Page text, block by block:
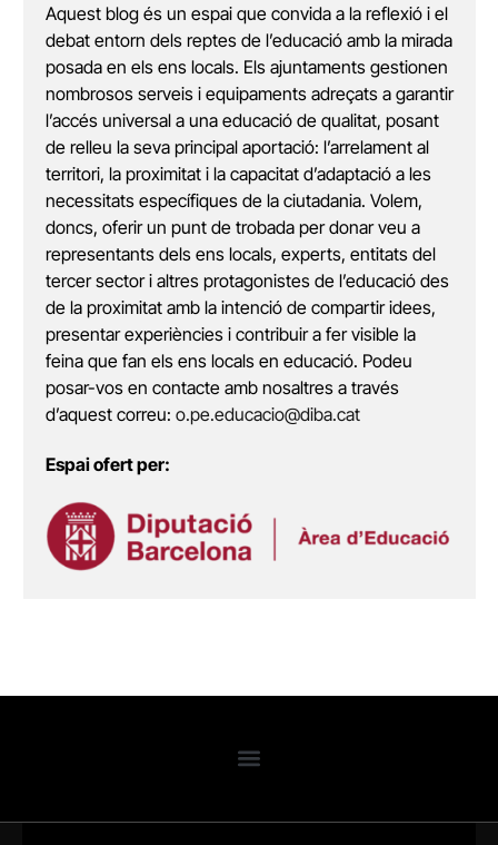
Aquest blog és un espai que convida a la reflexió i el
debat entorn dels reptes de l’educació amb la mirada
posada en els ens locals. Els ajuntaments gestionen
nombrosos serveis i equipaments adreçats a garantir
l’accés universal a una educació de qualitat, posant
de relleu la seva principal aportació: l’arrelament al
territori, la proximitat i la capacitat d’adaptació a les
necessitats específiques de la ciutadania. Volem,
doncs, oferir un punt de trobada per donar veu a
representants dels ens locals, experts, entitats del
tercer sector i altres protagonistes de l’educació des
de la proximitat amb la intenció de compartir idees,
presentar experiències i contribuir a fer visible la
feina que fan els ens locals en educació. Podeu
posar-vos en contacte amb nosaltres a través
d’aquest correu: o.pe.educacio@diba.cat
Espai ofert per: